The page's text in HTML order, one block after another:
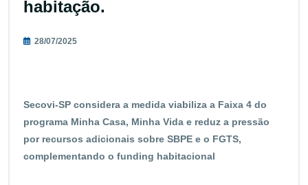
habitação.
28/07/2025
Secovi-SP considera a medida viabiliza a Faixa 4 do
programa Minha Casa, Minha Vida e reduz a pressão
por recursos adicionais sobre SBPE e o FGTS,
complementando o funding habitacional